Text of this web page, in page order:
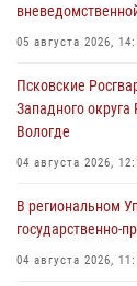
05 августа 2026,
Псковские
Западного
Вологде
04 августа 2026,
В региональном
государственно-
04 августа 2026,